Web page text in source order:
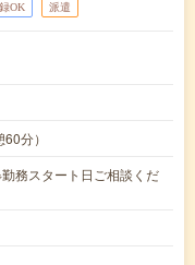
OK 派遣
分）
務スタート日ご相談くだ